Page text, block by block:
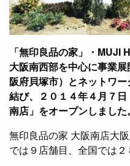
「無印良品の家」・MUJI
大阪南西部を中心に事業
阪府貝塚市）とネットワ
結び、２０１４年４月７
南店」をオープンしました。
無印良品の家 大阪南店大
では９店舗目、全国では２